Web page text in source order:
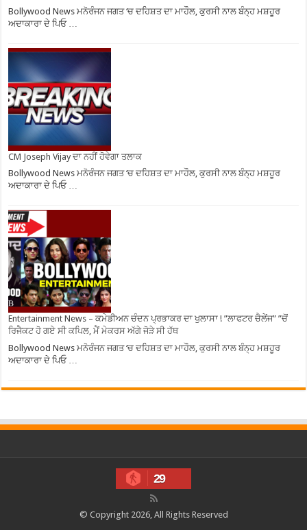
Bollywood News ਮਨੋਰੰਜਨ ਜਗਤ ‘ਚ ਦਹਿਸ਼ਤ ਦਾ ਮਾਹੌਲ, ਕੁਰਸੀ ਨਾਲ ਬੰਨ੍ਹ ਮਸ਼ਹੂਰ
ਅਦਾਕਾਰਾ ਦੇ ਪਿਓ …
CM Joseph Vijay ਦਾ ਨਹੀਂ ਹੋਵੇਗਾ ਤਲਾਕ
Bollywood News ਮਨੋਰੰਜਨ ਜਗਤ ‘ਚ ਦਹਿਸ਼ਤ ਦਾ ਮਾਹੌਲ, ਕੁਰਸੀ ਨਾਲ ਬੰਨ੍ਹ ਮਸ਼ਹੂਰ
ਅਦਾਕਾਰਾ ਦੇ ਪਿਓ …
Entertainment News – ਕਮੇਡੀਅਨ ਚੰਦਨ ਪ੍ਰਭਾਕਰ ਦਾ ਖੁਲਾਸਾ ! ”ਲਾਫਟਰ ਚੈਲੇਂਜ” ”ਚੋਂ
ਰਿਜੈਕਟ ਹੋ ਗਏ ਸੀ ਕਪਿਲ, ਮੈਂ ਮੇਕਰਸ ਅੱਗੇ ਜੋੜੇ ਸੀ ਹੱਥ
Bollywood News ਮਨੋਰੰਜਨ ਜਗਤ ‘ਚ ਦਹਿਸ਼ਤ ਦਾ ਮਾਹੌਲ, ਕੁਰਸੀ ਨਾਲ ਬੰਨ੍ਹ ਮਸ਼ਹੂਰ
ਅਦਾਕਾਰਾ ਦੇ ਪਿਓ …
29
© Copyright 2026, All Rights Reserved